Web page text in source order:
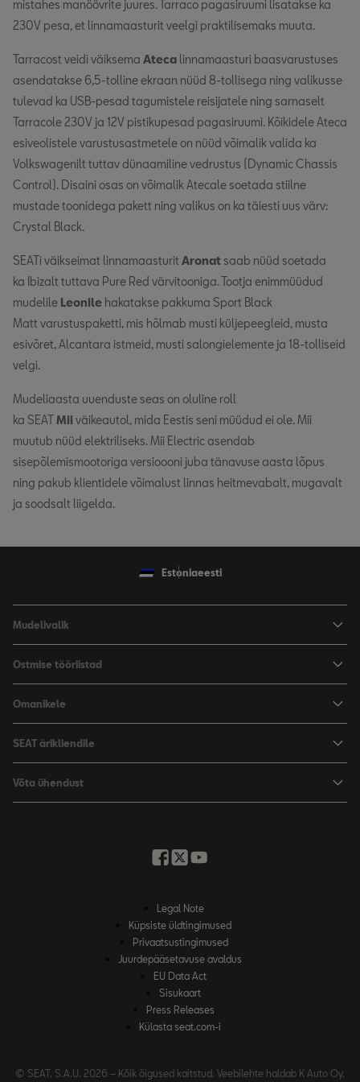
mistahes manöövrite juures. Tarraco pagasiruumi lisatakse ka
230V pesa, et linnamaasturit veelgi praktilisemaks muuta.
Tarracost veidi väiksema Ateca linnamaasturi baasvarustuses
asendatakse 6,5-tolline ekraan nüüd 8-tollisega ning valikusse
tulevad ka USB-pesad tagumistele reisijatele ning sarnaselt
Tarracole 230V ja 12V pistikupesad pagasiruumi. Kõikidele Ateca
esiveolistele varustusastmetele on nüüd võimalik valida ka
Volkswagenilt tuttav dünaamiline vedrustus (Dynamic Chassis
Control). Disaini osas on võimalik Atecale soetada stiilne
mustade toonidega pakett ning valikus on ka täiesti uus värv:
Crystal Black.
SEATi väikseimat linnamaasturit Aronat saab nüüd soetada
ka Ibizalt tuttava Pure Red värvitooniga. Tootja enimmüüdud
mudelile Leonile hakatakse pakkuma Sport Black
Matt varustuspaketti, mis hõlmab musti küljepeegleid, musta
esivõret, Alcantara istmeid, musti salongielemente ja 18-tolliseid
velgi.
Mudeliaasta uuenduste seas on oluline roll
ka SEATMii väikeautol, mida Eestis seni müüdud ei ole. Mii
muutub nüüd elektriliseks. Mii Electric asendab
sisepõlemismootoriga versioooni juba tänavuse aasta lõpus
ning pakub klientidele võimalust linnas heitmevabalt, mugavalt
ja soodsalt liigelda.
Estoniaeesti
Mudelivalik
Leon
Leon Sportstourer
Ostmise tööriistad
Varustus ja tehnilised andmed
Broneeri proovisõit
Omanikele
Varuosad
Garantii
SEAT ärikliendile
Võta ühendust
Legal Note
Küpsiste üldtingimused
Privaatsustingimused
Juurdepääsetavuse avaldus
EU Data Act
Sisukaart
Press Releases
Külasta seat.com-i
© SEAT, S.A.U. 2026 – Kõik õigused kaitstud. Veebilehte haldab K Auto Oy.